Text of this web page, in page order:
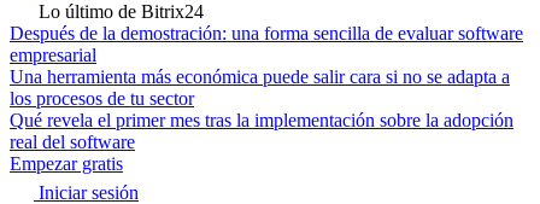
Lo último de Bitrix24
Después de la demostración: una forma sencilla de evaluar software
empresarial
Una herramienta más económica puede salir cara si no se adapta a
los procesos de tu sector
Qué revela el primer mes tras la implementación sobre la adopción
real del software
Empezar gratis
Iniciar sesión